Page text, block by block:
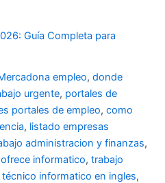
Guía Completa para
empleo, donde
urgente, portales de
portales de empleo, como
, listado empresas
administracion y finanzas,
informatico, trabajo
técnico informatico en ingles,